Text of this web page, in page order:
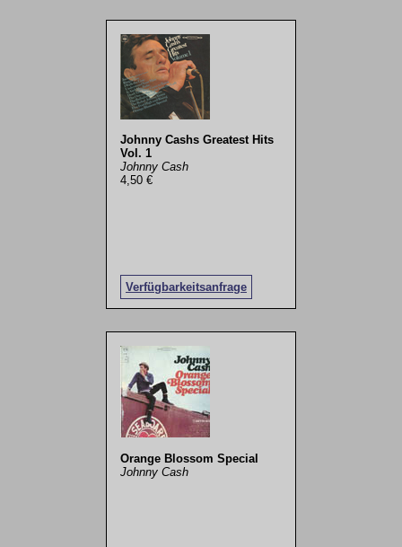
Johnny Cashs Greatest Hits
Vol. 1
Johnny Cash
4,50 €
Verfügbarkeitsanfrage
Orange Blossom Special
Johnny Cash